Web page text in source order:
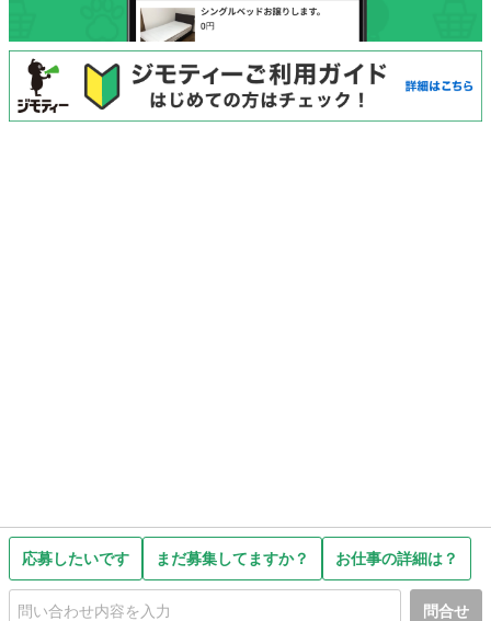
応募したいです まだ募集してますか？ お仕事の詳細は？
問合せ